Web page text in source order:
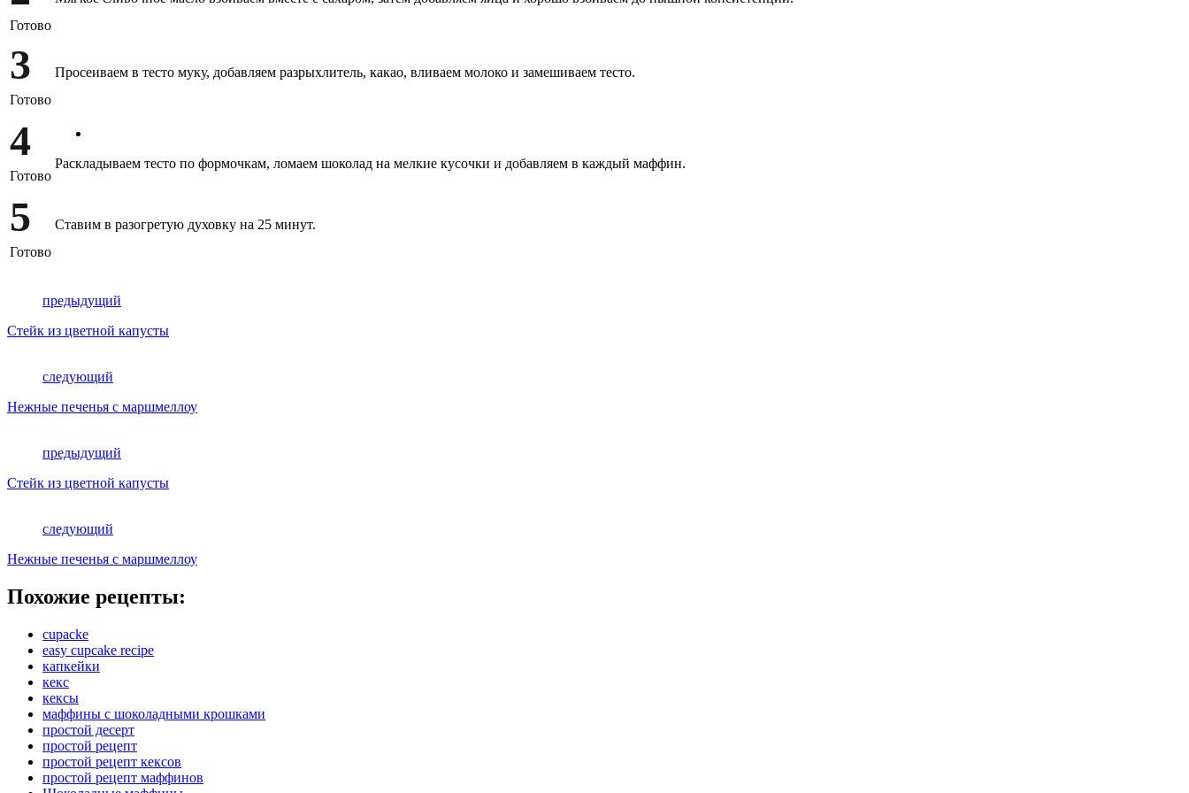
Готово
3
Готово
Просеиваем в тесто муку, добавляем разрыхлитель, какао, вливаем молоко и замешиваем тесто.
4
Готово
Раскладываем тесто по формочкам, ломаем шоколад на мелкие кусочки и добавляем в каждый маффин.
5
Готово
Ставим в разогретую духовку на 25 минут.
предыдущий
Стейк из цветной капусты
следующий
Нежные печенья с маршмеллоу
предыдущий
Стейк из цветной капусты
следующий
Нежные печенья с маршмеллоу
Похожие рецепты:
cupacke
easy cupcake recipe
капкейки
кекс
кексы
маффины с шоколадными крошками
простой десерт
простой рецепт
простой рецепт кексов
простой рецепт маффинов